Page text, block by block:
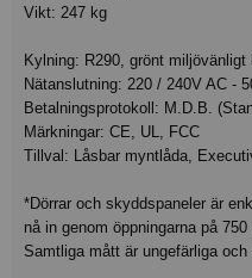
Vikt: 247 kg
Kylning: R290, grönt
Nätanslutning: 220 / 240V AC -
Betalningsprotokoll: M.D.B.
Märkningar: CE, UL, FCC
Tillval: Låsbar myntlåda,
*Dörrar och skyddspaneler är
nå in genom öppningarna på 750
Samtliga mått är ungefärliga